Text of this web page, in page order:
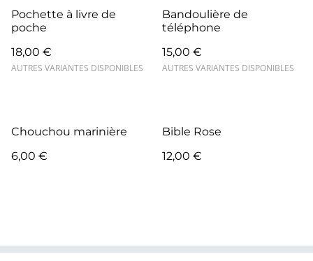
Pochette à livre de
poche
18,00 €
AUTRES VARIANTES DISPONIBLES
Bandoulière de
téléphone
15,00 €
AUTRES VARIANTES DISPONIBLES
Chouchou marinière
6,00 €
Bible Rose
12,00 €